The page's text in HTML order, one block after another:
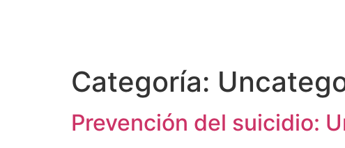
Categoría:
Prevención del suicidio: